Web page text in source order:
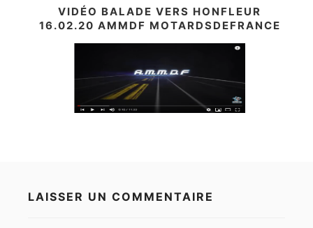
VIDÉO BALADE VERS HONFLEUR
16.02.20 AMMDF MOTARDSDEFRANCE
LAISSER UN COMMENTAIRE